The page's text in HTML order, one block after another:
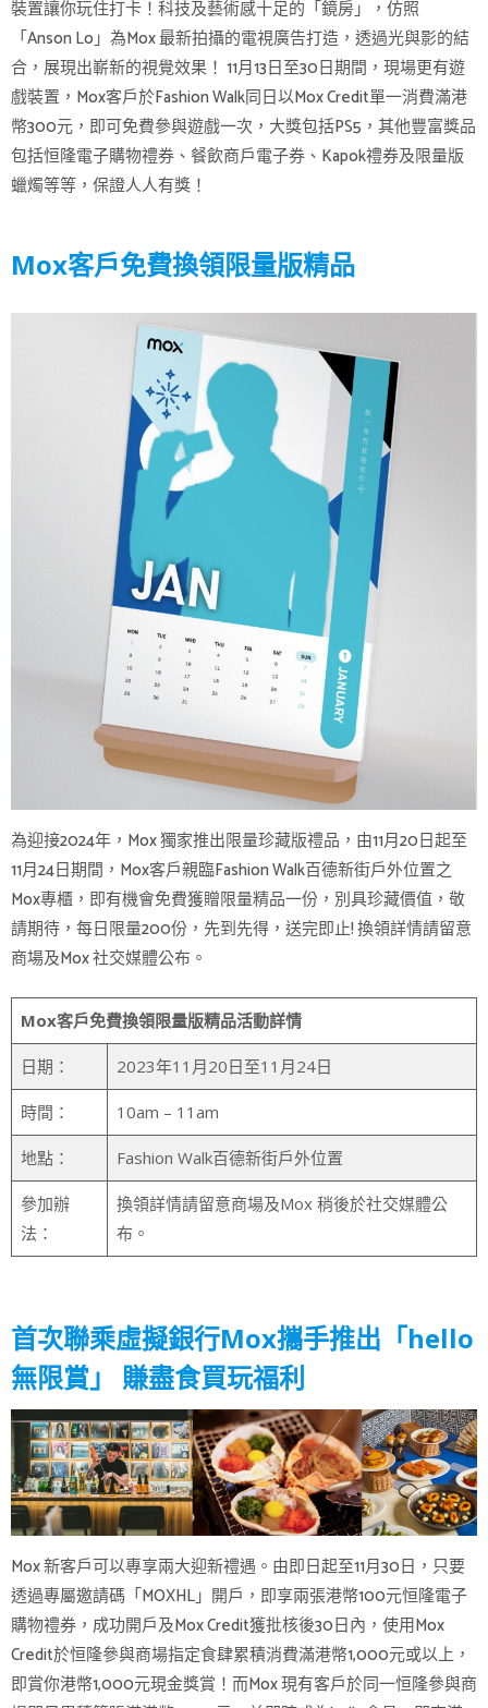
裝置讓你玩住打卡！科技及藝術感十足的「鏡房」，仿照
「Anson Lo」為Mox 最新拍攝的電視廣告打造，透過光與影的結
合，展現出嶄新的視覺效果！ 11月13日至30日期間，現場更有遊
戲裝置，Mox客戶於Fashion Walk同日以Mox Credit單一消費滿港
幣300元，即可免費參與遊戲一次，大獎包括PS5，其他豐富獎品
包括恒隆電子購物禮券、餐飲商戶電子券、Kapok禮券及限量版
蠟燭等等，保證人人有獎！
Mox客戶免費換領限量版精品
為迎接2024年，Mox 獨家推出限量珍藏版禮品，由11月20日起至
11月24日期間，Mox客戶親臨Fashion Walk百德新街戶外位置之
Mox專櫃，即有機會免費獲贈限量精品一份，別具珍藏價值，敬
請期待，每日限量200份，先到先得，送完即止! 換領詳情請留意
商場及Mox 社交媒體公布。
Mox客戶免費換領限量版精品活動詳情
日期： 2023年11月20日至11月24日
時間： 10am – 11am
地點： Fashion Walk百德新街戶外位置
參加辦
法：
換領詳情請留意商場及Mox 稍後於社交媒體公
布。
首次聯乘虛擬銀行Mox攜手推出「hello
無限賞」 賺盡食買玩福利
Mox 新客戶可以專享兩大迎新禮遇。由即日起至11月30日，只要
透過專屬邀請碼「MOXHL」開戶，即享兩張港幣100元恒隆電子
購物禮券，成功開戶及Mox Credit獲批核後30日內，使用Mox
Credit於恒隆參與商場指定食肆累積消費滿港幣1,000元或以上，
即賞你港幣1,000元現金獎賞！而Mox 現有客戶於同一恒隆參與商